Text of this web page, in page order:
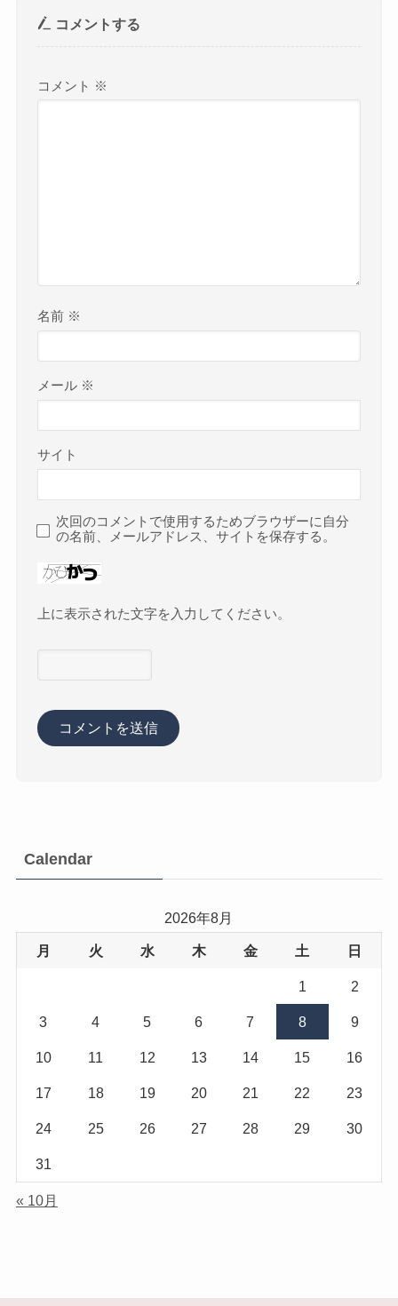
コメントする
コメント ※
名前 ※
メール ※
サイト
次回のコメントで使用するためブラウザーに自分
の名前、メールアドレス、サイトを保存する。
上に表示された文字を入力してください。
Calendar
2026年8月
月 火 水 木 金 土 日
1 2
3 4 5 6 7 8 9
10 11 12 13 14 15 16
17 18 19 20 21 22 23
24 25 26 27 28 29 30
31
« 10月